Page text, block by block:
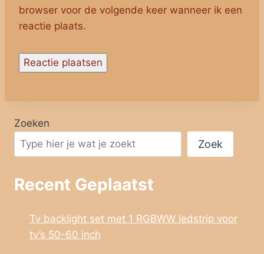
browser voor de volgende keer wanneer ik een
reactie plaats.
Zoeken
Zoek
Recent Geplaatst
Tv backlight set met 1 RGBWW ledstrip voor
tv’s 50-60 inch